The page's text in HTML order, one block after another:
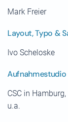
Mark Freier
Layout, Typo &
Ivo Scheloske
Aufnahmestudio
CSC in
u.a.